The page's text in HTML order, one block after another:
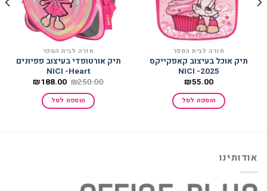
חזרה לבית הספר
תיק אוכל בעיצוב קאפקייקס
2025- NICI
₪55.00
הוספה לסל
חזרה לבית הספר
תיק אורטופדי בעיצוב פפיונים
NICI -Heart
₪250.00 המחיר
היה:
₪250.00.
₪188.00 המחיר
הוספה לסל
אודותינו